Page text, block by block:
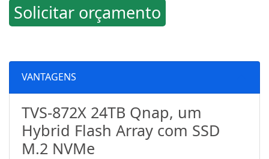
Solicitar orçamento
VANTAGENS
TVS-872X 24TB Qnap, um
Hybrid Flash Array com SSD
M.2 NVMe